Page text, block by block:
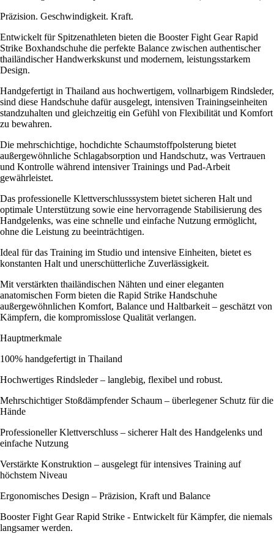
Präzision. Geschwindigkeit. Kraft.
Entwickelt für Spitzenathleten bieten die Booster Fight Gear Rapid
Strike Boxhandschuhe die perfekte Balance zwischen authentischer
thailändischer Handwerkskunst und modernem, leistungsstarkem
Design.
Handgefertigt in Thailand aus hochwertigem, vollnarbigem Rindsleder,
sind diese Handschuhe dafür ausgelegt, intensiven Trainingseinheiten
standzuhalten und gleichzeitig ein Gefühl von Flexibilität und Komfort
zu bewahren.
Die mehrschichtige, hochdichte Schaumstoffpolsterung bietet
außergewöhnliche Schlagabsorption und Handschutz, was Vertrauen
und Kontrolle während intensiver Trainings und Pad-Arbeit
gewährleistet.
Das professionelle Klettverschlusssystem bietet sicheren Halt und
optimale Unterstützung sowie eine hervorragende Stabilisierung des
Handgelenks, was eine schnelle und einfache Nutzung ermöglicht,
ohne die Leistung zu beeinträchtigen.
Ideal für das Training im Studio und intensive Einheiten, bietet es
konstanten Halt und unerschütterliche Zuverlässigkeit.
Mit verstärkten thailändischen Nähten und einer eleganten
anatomischen Form bieten die Rapid Strike Handschuhe
außergewöhnlichen Komfort, Balance und Haltbarkeit – geschätzt von
Kämpfern, die kompromisslose Qualität verlangen.
Hauptmerkmale
100% handgefertigt in Thailand
Hochwertiges Rindsleder – langlebig, flexibel und robust.
Mehrschichtiger Stoßdämpfender Schaum – überlegener Schutz für die
Hände
Professioneller Klettverschluss – sicherer Halt des Handgelenks und
einfache Nutzung
Verstärkte Konstruktion – ausgelegt für intensives Training auf
höchstem Niveau
Ergonomisches Design – Präzision, Kraft und Balance
Booster Fight Gear Rapid Strike - Entwickelt für Kämpfer, die niemals
langsamer werden.